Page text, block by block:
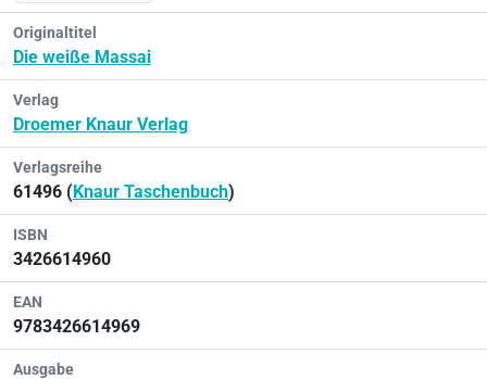
Originaltitel
Die weiße Massai
Verlag
Droemer Knaur Verlag
Verlagsreihe
61496 (Knaur Taschenbuch)
ISBN
3426614960
EAN
9783426614969
Ausgabe